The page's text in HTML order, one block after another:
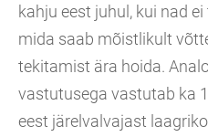
kahju eest juhul, kui nad
mida saab mõistlikult
tekitamist ära hoida.
vastutusega vastutab ka
eest järelvalvajast